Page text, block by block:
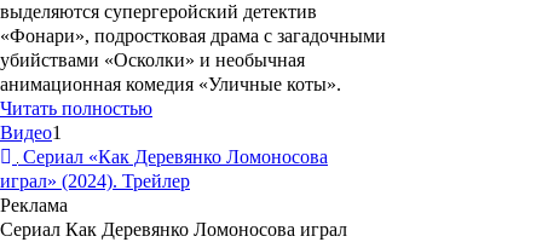
выделяются супергеройский детектив
«Фонари», подростковая драма с загадочными
убийствами «Осколки» и необычная
анимационная комедия «Уличные коты».
Читать полностью
Видео1
Сериал «Как Деревянко Ломоносова
играл» (2024). Трейлер
Реклама
Сериал Как Деревянко Ломоносова играл